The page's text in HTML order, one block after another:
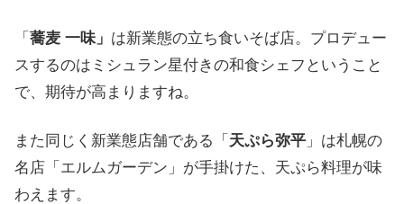
「 蕎⻨ 一味」 は新業態の立ち食いそば店。プロデュー
スするのはミシュラン星付きの和食シェフということ
で、期待が高まりますね。
また同じく新業態店舗である「 天ぷら弥平 」は札幌の
名店「エルムガーデン」が手掛けた、天ぷら料理が味
わえます。